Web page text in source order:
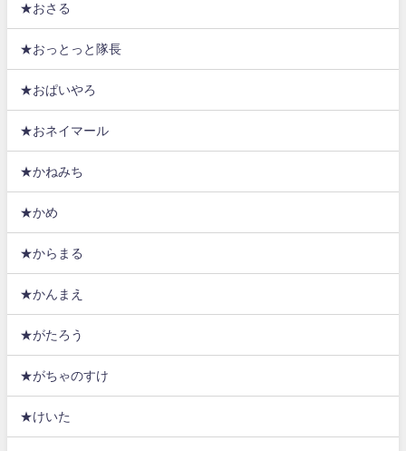
★おさる
★おっとっと隊長
★おぱいやろ
★おネイマール
★かねみち
★かめ
★からまる
★かんまえ
★がたろう
★がちゃのすけ
★けいた